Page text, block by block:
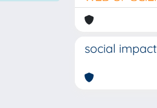
social impact